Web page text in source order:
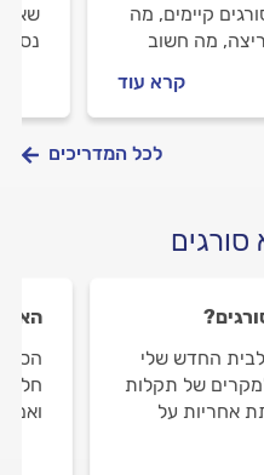
קיימים, מה
מה חשוב
קרא עוד
לכל המדריכים
החדש שלי
של תקלות
אחריות על
האם
ואם